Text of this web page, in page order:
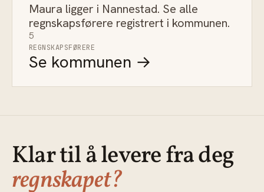
Maura ligger i Nannestad. Se alle
regnskapsførere registrert i kommunen.
5
REGNSKAPSFØRERE
Se kommunen →
Klar til å levere fra deg
regnskapet?